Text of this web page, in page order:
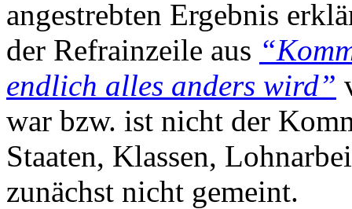
angestrebten Ergebnis
der Refrainzeile aus
endlich alles anders wird”
war bzw. ist nicht der
Staaten, Klassen,
zunächst nicht gemeint.